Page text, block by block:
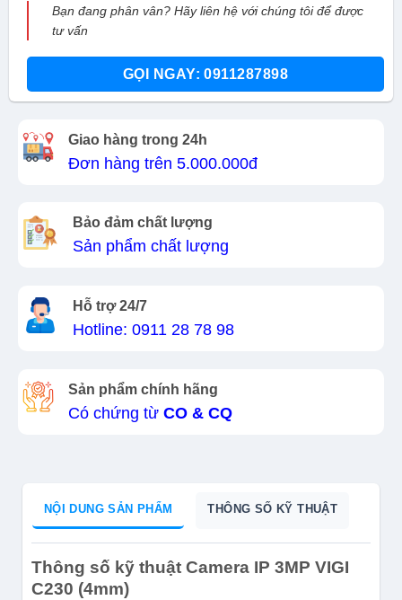
Bạn đang phân vân? Hãy liên hệ với chúng tôi để được
tư vấn
GỌI NGAY: 0911287898
Giao hàng trong 24h
Đơn hàng trên 5.000.000đ
Bảo đảm chất lượng
Sản phẩm chất lượng
Hỗ trợ 24/7
Hotline: 0911 28 78 98
Sản phẩm chính hãng
Có chứng từ CO & CQ
NỘI DUNG SẢN PHẨM THÔNG SỐ KỸ THUẬT
Thông số kỹ thuật Camera IP 3MP VIGI
C230 (4mm)